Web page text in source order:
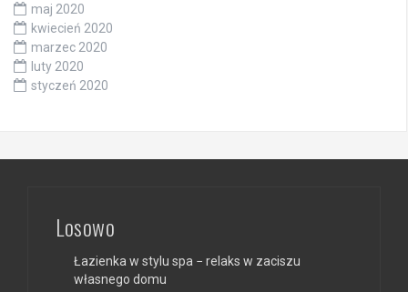
maj 2020
kwiecień 2020
marzec 2020
luty 2020
styczeń 2020
Losowo
Łazienka w stylu spa − relaks w zaciszu
własnego domu